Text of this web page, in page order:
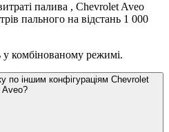
палива , Chevrolet Aveo
пального на відстань 1 000
у комбінованому режимі.
по іншим конфігураціям Chevrolet
Aveo?